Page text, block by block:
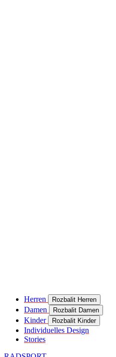
Herren Rozbalit Herren
Damen Rozbalit Damen
Kinder Rozbalit Kinder
Individuelles Design
Stories